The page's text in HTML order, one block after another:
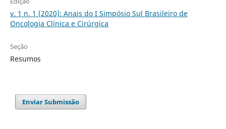
v. 1 n. 1 (2020): Anais do I Simpósio Sul Brasileiro de
Oncologia Clínica e Cirúrgica
Seção
Resumos
Enviar Submissão